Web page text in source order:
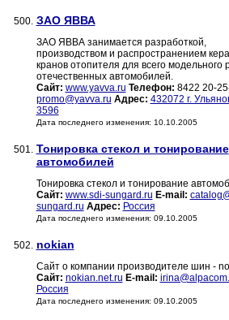
500. ЗАО ЯВВА
ЗАО ЯВВА занимается разработкой,
производством и распространением
кранов отопителя для всего модельного
отечественных автомобилей.
Сайт: www.yavva.ru Телефон: 8422 20-
promo@yavva.ru Адрес: 432072 г.
3596
Дата последнего изменения: 10.10.2005
501. Тонировка стекол и тонирование
автомобилей
Тонировка стекол и тонирование
Сайт: www.sdi-sungard.ru E-mail:
sungard.ru Адрес: Россия
Дата последнего изменения: 09.10.2005
502. nokian
Сайт о компании производителе шин -
Сайт: nokian.net.ru E-mail:
Россия
Дата последнего изменения: 09.10.2005